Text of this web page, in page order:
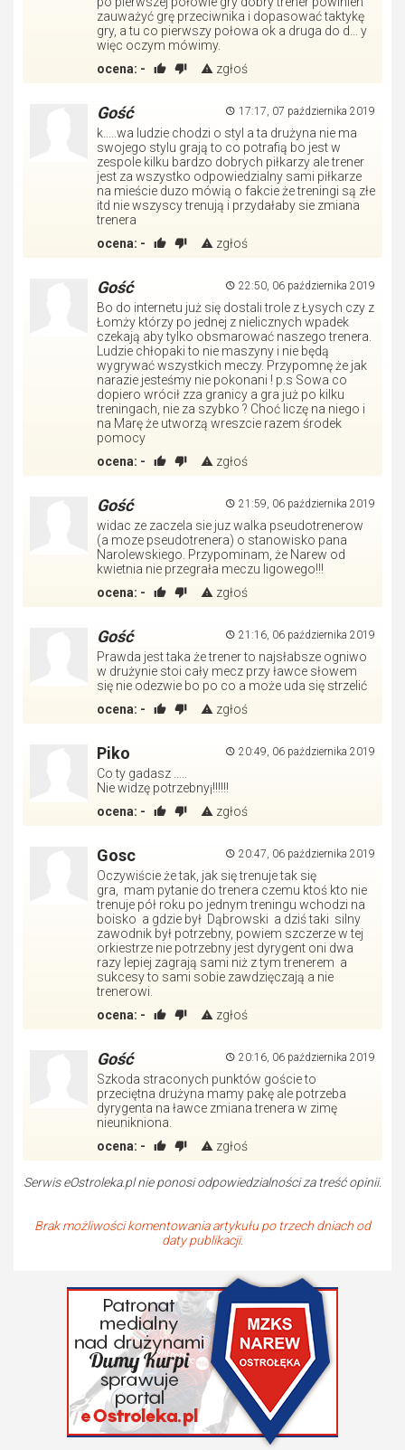
zauważyć grę przeciwnika i dopasować taktykę
gry, a tu co pierwszy połowa ok a druga do d... y
więc oczym mówimy.
ocena: - zgłoś
17:17, 07 października 2019
Gość
k.....wa ludzie chodzi o styl a ta drużyna nie ma
swojego stylu grają to co potrafią bo jest w
zespole kilku bardzo dobrych piłkarzy ale trener
jest za wszystko odpowiedzialny sami piłkarze
na mieście duzo mówią o fakcie że treningi są złe
itd nie wszyscy trenują i przydałaby sie zmiana
trenera
ocena: - zgłoś
22:50, 06 października 2019
Gość
Bo do internetu już się dostali trole z Łysych czy z
Łomży którzy po jednej z nielicznych wpadek
czekają aby tylko obsmarować naszego trenera.
Ludzie chłopaki to nie maszyny i nie będą
wygrywać wszystkich meczy. Przypomnę że jak
narazie jesteśmy nie pokonani ! p.s Sowa co
dopiero wrócił zza granicy a gra już po kilku
treningach, nie za szybko ? Choć liczę na niego i
na Marę że utworzą wreszcie razem środek
pomocy
ocena: - zgłoś
21:59, 06 października 2019
Gość
widac ze zaczela sie juz walka pseudotrenerow
(a moze pseudotrenera) o stanowisko pana
Narolewskiego. Przypominam, że Narew od
kwietnia nie przegrała meczu ligowego!!!
ocena: - zgłoś
21:16, 06 października 2019
Gość
Prawda jest taka że trener to najsłabsze ogniwo
w drużynie stoi cały mecz przy ławce słowem
się nie odezwie bo po co a może uda się strzelić
ocena: - zgłoś
20:49, 06 października 2019
Piko
Co ty gadasz .....
Nie widzę potrzebny¡!!!!!!
ocena: - zgłoś
20:47, 06 października 2019
Gosc
Oczywiście że tak, jak się trenuje tak się
gra, mam pytanie do trenera czemu ktoś kto nie
trenuje pół roku po jednym treningu wchodzi na
boisko a gdzie był Dąbrowski a dziś taki silny
zawodnik był potrzebny, powiem szczerze w tej
orkiestrze nie potrzebny jest dyrygent oni dwa
razy lepiej zagrają sami niż z tym trenerem a
sukcesy to sami sobie zawdzięczają a nie
trenerowi.
ocena: - zgłoś
20:16, 06 października 2019
Gość
Szkoda straconych punktów goście to
przeciętna drużyna mamy pakę ale potrzeba
dyrygenta na ławce zmiana trenera w zimę
nieunikniona.
ocena: - zgłoś
Serwis eOstroleka.pl nie ponosi odpowiedzialności za treść opinii.
Brak możliwości komentowania artykułu po trzech dniach od
daty publikacji.